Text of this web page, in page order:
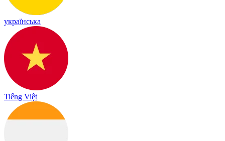
українська
Tiếng Việt